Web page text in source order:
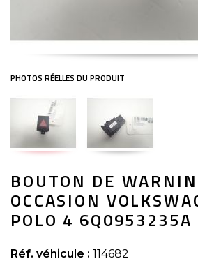
to
the
beginning
of
the
images
gallery
BOUTON DE
OCCASION
POLO 4 6Q0953235A
Réf. véhicule : 114682